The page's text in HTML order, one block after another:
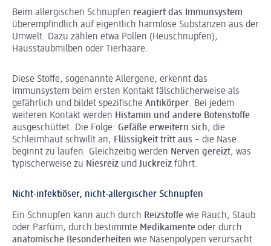
Beim allergischen Schnupfen reagiert das Immunsystem
überempfindlich auf eigentlich harmlose Substanzen aus der
Umwelt. Dazu zählen etwa Pollen (Heuschnupfen),
Hausstaubmilben oder Tierhaare.
Diese Stoffe, sogenannte Allergene, erkennt das
Immunsystem beim ersten Kontakt fälschlicherweise als
gefährlich und bildet spezifische Antikörper. Bei jedem
weiteren Kontakt werden Histamin und andere Botenstoffe
ausgeschüttet. Die Folge: Gefäße erweitern sich, die
Schleimhaut schwillt an, Flüssigkeit tritt aus – die Nase
beginnt zu laufen. Gleichzeitig werden Nerven gereizt, was
typischerweise zu Niesreiz und Juckreiz führt.
Nicht-infektiöser, nicht-allergischer Schnupfen
Ein Schnupfen kann auch durch Reizstoffe wie Rauch, Staub
oder Parfüm, durch bestimmte Medikamente oder durch
anatomische Besonderheiten wie Nasenpolypen verursacht